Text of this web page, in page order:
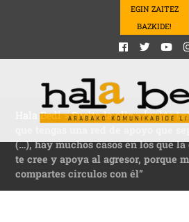
EGIN ZAITEZ
BAZKIDE!
Hala Bedi>Suelta la olla>[:es]Ai
(…), hay muchos casos en los que
te cree y apoya al agresor, porque
compartes circulos con él”